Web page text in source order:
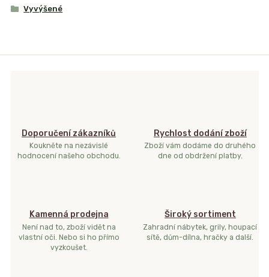
Vyvýšené
Doporučení zákazníků
Koukněte na nezávislé
hodnocení našeho obchodu.
Rychlost dodání zboží
Zboží vám dodáme do druhého
dne od obdržení platby.
Kamenná prodejna
Není nad to, zboží vidět na
vlastní oči. Nebo si ho přímo
vyzkoušet.
Široký sortiment
Zahradní nábytek, grily, houpací
sítě, dům-dílna, hračky a další.